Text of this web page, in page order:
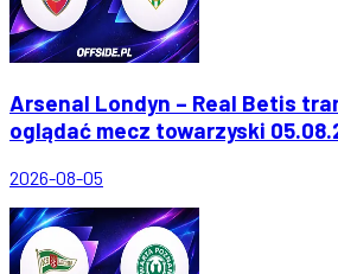
Arsenal Londyn – Real Betis
oglądać mecz towarzyski
2026-08-05